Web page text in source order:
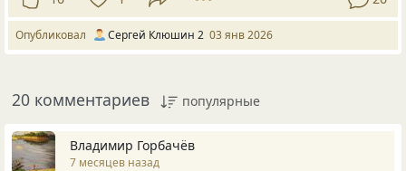
Опубликовал Сергей Клюшин 2 03 янв 2026
20 комментариев популярные
Владимир Горбачёв
7 месяцев назад